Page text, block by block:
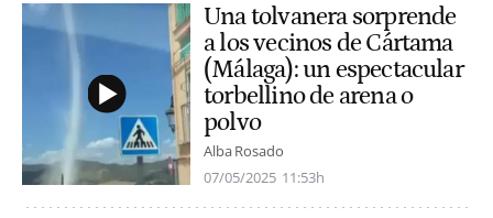
Una tolvanera sorprende
a los vecinos de Cártama
(Málaga): un espectacular
torbellino de arena o
polvo
Alba Rosado
07/05/2025 11:53h